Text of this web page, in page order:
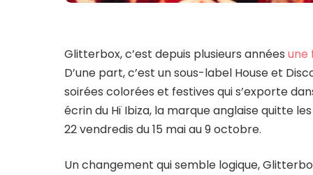
Glitterbox, c’est depuis plusieurs annéesune
D’une part, c’est un sous-label House et
soirées colorées et festives qui s’exporte
écrin du Hï Ibiza, la marque anglaise quitte
22 vendredis du 15 mai au 9 octobre.
Un changement qui semble logique,